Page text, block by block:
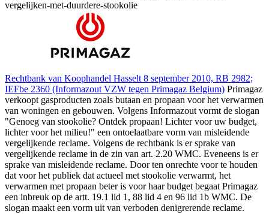
vergelijken-met-duurdere-stookolie
Rechtbank van Koophandel Hasselt 8 september 2010, RB 2982;
IEFbe 2360 (Informazout VZW tegen Primagaz Belgium) Primagaz
verkoopt gasproducten zoals butaan en propaan voor het verwarmen
van woningen en gebouwen. Volgens Informazout vormt de slogan
"Genoeg van stookolie? Ontdek propaan! Lichter voor uw budget,
lichter voor het milieu!" een ontoelaatbare vorm van misleidende
vergelijkende reclame. Volgens de rechtbank is er sprake van
vergelijkende reclame in de zin van art. 2.20 WMC. Eveneens is er
sprake van misleidende reclame. Door ten onrechte voor te houden
dat voor het publiek dat actueel met stookolie verwarmt, het
verwarmen met propaan beter is voor haar budget begaat Primagaz
een inbreuk op de artt. 19.1 lid 1, 88 lid 4 en 96 lid 1b WMC. De
slogan maakt een vorm uit van verboden denigrerende reclame.